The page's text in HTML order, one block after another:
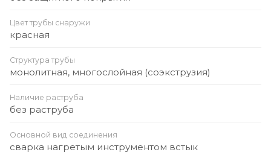
Цвет трубы снаружи
красная
Структура трубы
монолитная, многослойная (соэкструзия)
Наличие раструба
без раструба
Основной вид соединения
сварка нагретым инструментом встык